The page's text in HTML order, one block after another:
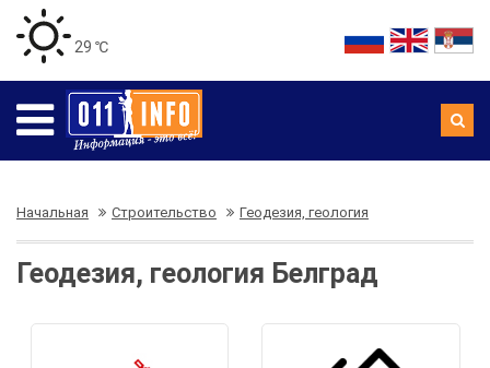
29 ℃
Начальная Строительство Геодезия, геология
Геодезия, геология Белград